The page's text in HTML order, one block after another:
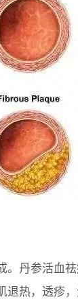
丹参活血
退热，透疹